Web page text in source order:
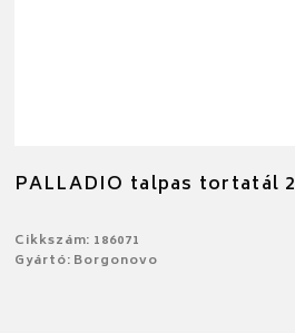
PALLADIO talpas tortatál
Cikkszám: 186071
Gyártó: Borgonovo